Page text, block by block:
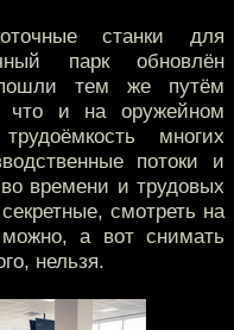
станки для
парк обновлён
тем же путём
что и на оружейном
многих
потоки и
времени и трудовых
смотреть на
а вот снимать
нельзя.